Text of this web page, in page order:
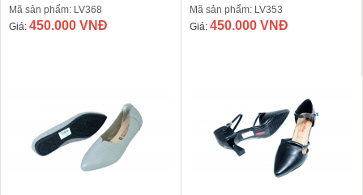
Mã sản phẩm: LV368
Giá: 450.000 VNĐ
Mã sản phẩm: LV353
Giá: 450.000 VNĐ